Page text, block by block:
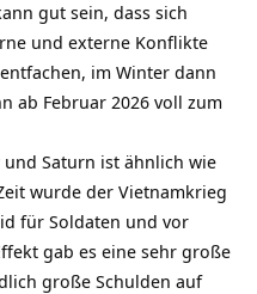
gut sein, dass sich
und externe Konflikte
im Winter dann
ab Februar 2026 voll zum
und Saturn ist ähnlich wie
wurde der Vietnamkrieg
für Soldaten und vor
gab es eine sehr große
große Schulden auf